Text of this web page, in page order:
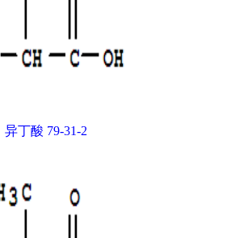
异丁酸 79-31-2